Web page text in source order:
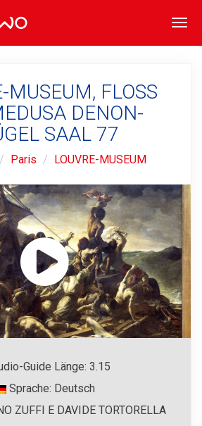
MUSEUM, FLOSS
DENON-
SAAL 77
Paris LOUVRE-MUSEUM
Guide Länge: 3.15
Sprache: Deutsch
ZUFFI E DAVIDE TORTORELLA